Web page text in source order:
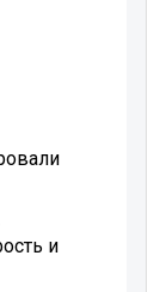
и